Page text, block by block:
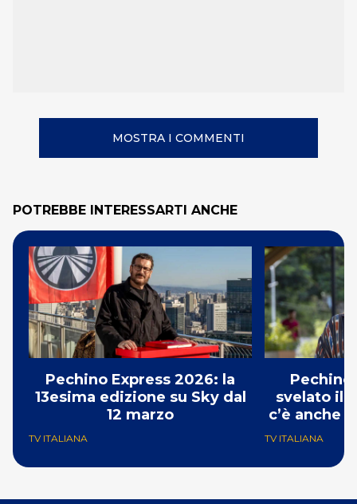
MOSTRA I COMMENTI
POTREBBE INTERESSARTI ANCHE
Pechino Express 2026: la
13esima edizione su Sky dal
12 marzo
TV ITALIANA
Pechino
svelato il
c’è anche
TV ITALIANA